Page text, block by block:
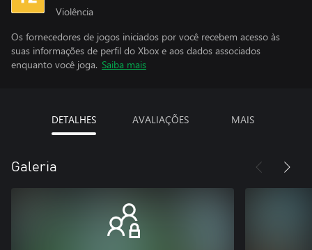
Violência
Os fornecedores de jogos iniciados por você recebem acesso às
suas informações de perfil do Xbox e aos dados associados
enquanto você joga. Saiba mais
DETALHES AVALIAÇÕES MAIS
Galeria